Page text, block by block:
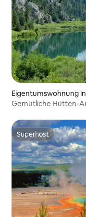
Eigentumswohnung
Gemütliche Hütten-
Superhost
Superhost